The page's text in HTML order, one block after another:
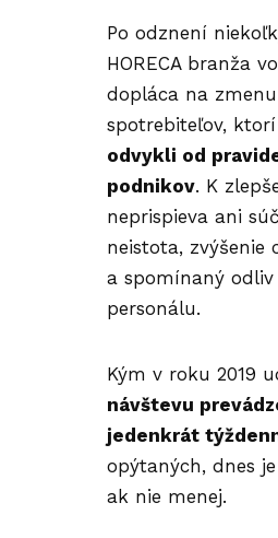
Po odznení
HORECA branža
dopláca na
spotrebiteľov,
odvykli od
podnikov. K
neprispieva ani
neistota, zvýšenie
a spomínaný
personálu.
Kým v roku 2019
návštevu
jedenkrát
opýtaných, dnes
ak nie menej.